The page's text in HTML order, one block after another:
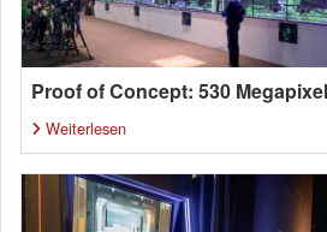
Proof of Concept: 530
Weiterlesen